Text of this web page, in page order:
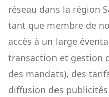
réseau dans la région
tant que membre de
accès à un large
transaction et gestion
des mandats), des
diffusion des